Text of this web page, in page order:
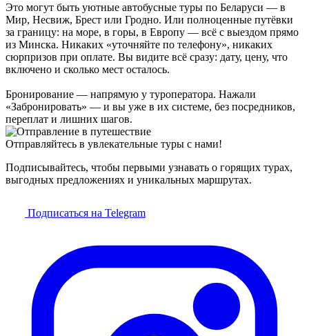
Это могут быть уютные автобусные туры по Беларуси — в
Мир, Несвиж, Брест или Гродно. Или полноценные путёвки
за границу: на море, в горы, в Европу — всё с выездом прямо
из Минска. Никаких «уточняйте по телефону», никаких
сюрпризов при оплате. Вы видите всё сразу: дату, цену, что
включено и сколько мест осталось.
Бронирование — напрямую у туроператора. Нажали
«Забронировать» — и вы уже в их системе, без посредников,
переплат и лишних шагов.
Отправляйтесь в увлекательные туры с нами!
Подписывайтесь, чтобы первыми узнавать о горящих турах,
выгодных предложениях и уникальных маршрутах.
Подписаться на Telegram